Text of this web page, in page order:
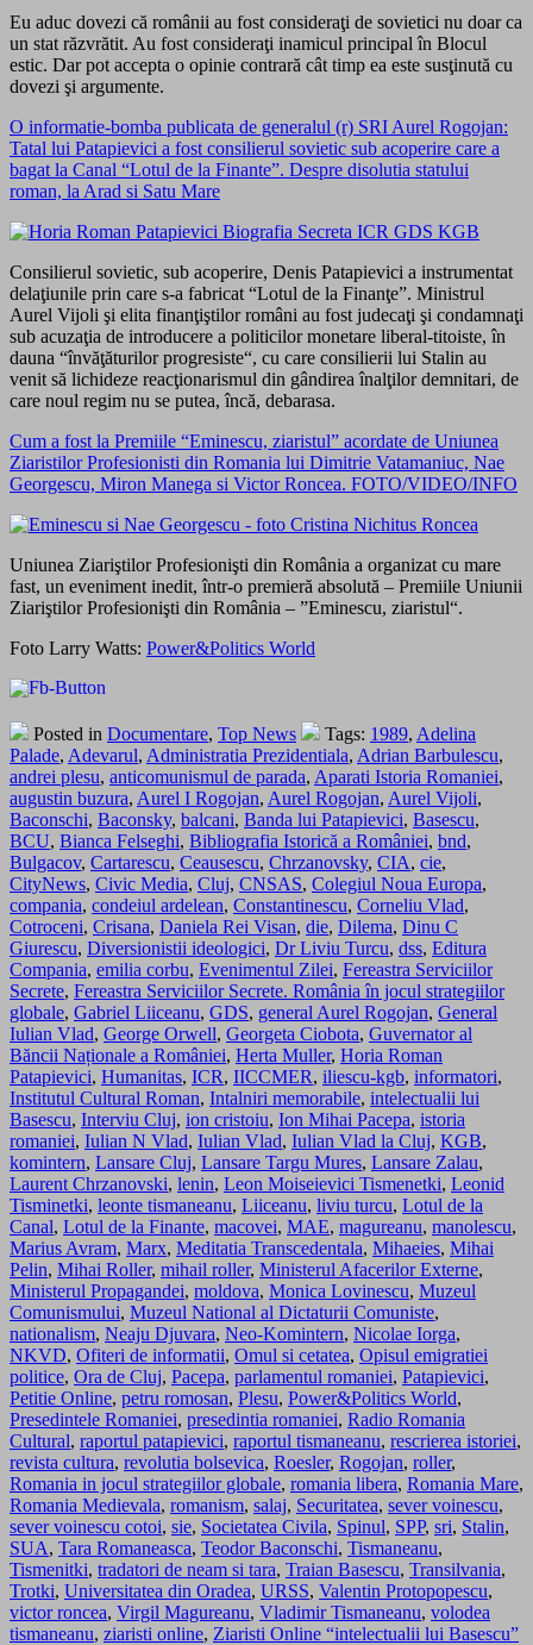
Eu aduc dovezi că românii au fost consideraţi de sovietici nu doar ca
un stat răzvrătit. Au fost consideraţi inamicul principal în Blocul
estic. Dar pot accepta o opinie contrară cât timp ea este susţinută cu
dovezi şi argumente.
O informatie-bomba publicata de generalul (r) SRI Aurel Rogojan:
Tatal lui Patapievici a fost consilierul sovietic sub acoperire care a
bagat la Canal “Lotul de la Finante”. Despre disolutia statului
roman, la Arad si Satu Mare
Consilierul sovietic, sub acoperire, Denis Patapievici a instrumentat
delaţiunile prin care s-a fabricat “Lotul de la Finanţe”. Ministrul
Aurel Vijoli şi elita finanţiştilor români au fost judecaţi şi condamnaţi
sub acuzaţia de introducere a politicilor monetare liberal-titoiste, în
dauna “învăţăturilor progresiste“, cu care consilierii lui Stalin au
venit să lichideze reacţionarismul din gândirea înalţilor demnitari, de
care noul regim nu se putea, încă, debarasa.
Cum a fost la Premiile “Eminescu, ziaristul” acordate de Uniunea
Ziaristilor Profesionisti din Romania lui Dimitrie Vatamaniuc, Nae
Georgescu, Miron Manega si Victor Roncea. FOTO/VIDEO/INFO
Uniunea Ziariştilor Profesionişti din România a organizat cu mare
fast, un eveniment inedit, într-o premieră absolută – Premiile Uniunii
Ziariştilor Profesionişti din România – ”Eminescu, ziaristul“.
Foto Larry Watts: Power&Politics World
Posted in Documentare, Top News Tags: 1989, Adelina
Palade, Adevarul, Administratia Prezidentiala, Adrian Barbulescu,
andrei plesu, anticomunismul de parada, Aparati Istoria Romaniei,
augustin buzura, Aurel I Rogojan, Aurel Rogojan, Aurel Vijoli,
Baconschi, Baconsky, balcani, Banda lui Patapievici, Basescu,
BCU, Bianca Felseghi, Bibliografia Istorică a României, bnd,
Bulgacov, Cartarescu, Ceausescu, Chrzanovsky, CIA, cie,
CityNews, Civic Media, Cluj, CNSAS, Colegiul Noua Europa,
compania, condeiul ardelean, Constantinescu, Corneliu Vlad,
Cotroceni, Crisana, Daniela Rei Visan, die, Dilema, Dinu C
Giurescu, Diversionistii ideologici, Dr Liviu Turcu, dss, Editura
Compania, emilia corbu, Evenimentul Zilei, Fereastra Serviciilor
Secrete, Fereastra Serviciilor Secrete. România în jocul strategiilor
globale, Gabriel Liiceanu, GDS, general Aurel Rogojan, General
Iulian Vlad, George Orwell, Georgeta Ciobota, Guvernator al
Băncii Naționale a României, Herta Muller, Horia Roman
Patapievici, Humanitas, ICR, IICCMER, iliescu-kgb, informatori,
Institutul Cultural Roman, Intalniri memorabile, intelectualii lui
Basescu, Interviu Cluj, ion cristoiu, Ion Mihai Pacepa, istoria
romaniei, Iulian N Vlad, Iulian Vlad, Iulian Vlad la Cluj, KGB,
komintern, Lansare Cluj, Lansare Targu Mures, Lansare Zalau,
Laurent Chrzanovski, lenin, Leon Moiseievici Tismenetki, Leonid
Tisminetki, leonte tismaneanu, Liiceanu, liviu turcu, Lotul de la
Canal, Lotul de la Finante, macovei, MAE, magureanu, manolescu,
Marius Avram, Marx, Meditatia Transcedentala, Mihaeies, Mihai
Pelin, Mihai Roller, mihail roller, Ministerul Afacerilor Externe,
Ministerul Propagandei, moldova, Monica Lovinescu, Muzeul
Comunismului, Muzeul National al Dictaturii Comuniste,
nationalism, Neaju Djuvara, Neo-Komintern, Nicolae Iorga,
NKVD, Ofiteri de informatii, Omul si cetatea, Opisul emigratiei
politice, Ora de Cluj, Pacepa, parlamentul romaniei, Patapievici,
Petitie Online, petru romosan, Plesu, Power&Politics World,
Presedintele Romaniei, presedintia romaniei, Radio Romania
Cultural, raportul patapievici, raportul tismaneanu, rescrierea istoriei,
revista cultura, revolutia bolsevica, Roesler, Rogojan, roller,
Romania in jocul strategiilor globale, romania libera, Romania Mare,
Romania Medievala, romanism, salaj, Securitatea, sever voinescu,
sever voinescu cotoi, sie, Societatea Civila, Spinul, SPP, sri, Stalin,
SUA, Tara Romaneasca, Teodor Baconschi, Tismaneanu,
Tismenitki, tradatori de neam si tara, Traian Basescu, Transilvania,
Trotki, Universitatea din Oradea, URSS, Valentin Protopopescu,
victor roncea, Virgil Magureanu, Vladimir Tismaneanu, volodea
tismaneanu, ziaristi online, Ziaristi Online “intelectualii lui Basescu”